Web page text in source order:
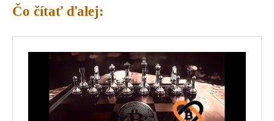
Čo čítať ďalej: